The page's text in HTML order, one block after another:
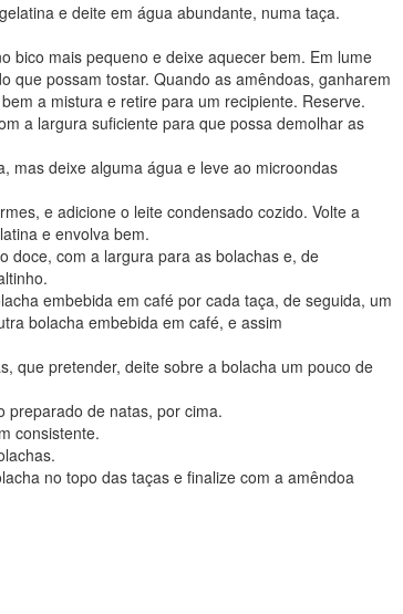
e deite em água abundante, numa taça.
bico mais pequeno e deixe aquecer bem. Em lume
que possam tostar. Quando as amêndoas, ganharem
a mistura e retire para um recipiente. Reserve.
a largura suficiente para que possa demolhar as
mas deixe alguma água e leve ao microondas
e adicione o leite condensado cozido. Volte a
e envolva bem.
doce, com a largura para as bolachas e, de
embebida em café por cada taça, de seguida, um
bolacha embebida em café, e assim
que pretender, deite sobre a bolacha um pouco de
preparado de natas, por cima.
consistente.
no topo das taças e finalize com a amêndoa